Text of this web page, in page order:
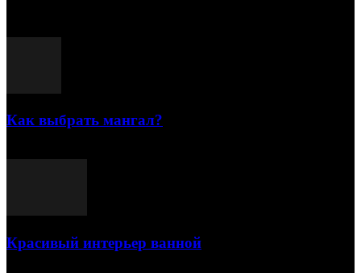
Как выбрать мангал?
Красивый интерьер ванной